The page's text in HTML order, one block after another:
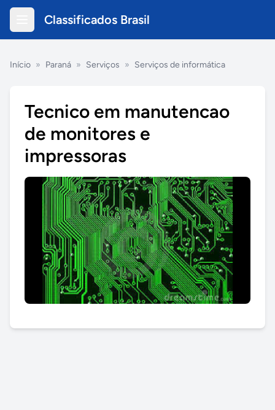
Classificados Brasil
Início » Paraná » Serviços » Serviços de informática
Tecnico em manutencao
de monitores e
impressoras